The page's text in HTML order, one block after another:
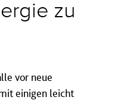
zu
vor neue
einigen leicht